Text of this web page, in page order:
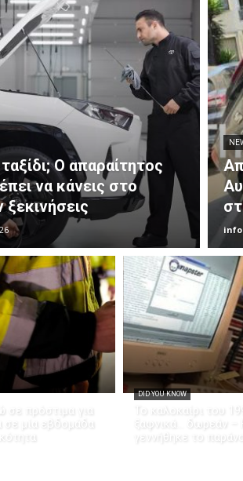
Ο απαραίτητος
να κάνεις στο
ξεκινήσεις
πρόστιμα για
μία εβδομάδα
DID YOU KNOW
Το καλοκαίρι του
ξαφνικά… δωρεάν –
γεννήθηκε το